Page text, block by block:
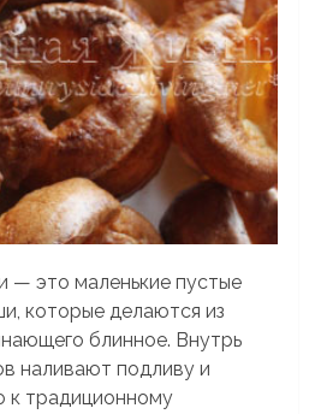
— это маленькие пустые
которые делаются из
блинное. Внутрь
наливают подливу и
к традиционному